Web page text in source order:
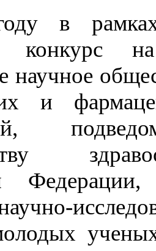
в
конкурс
научное
и